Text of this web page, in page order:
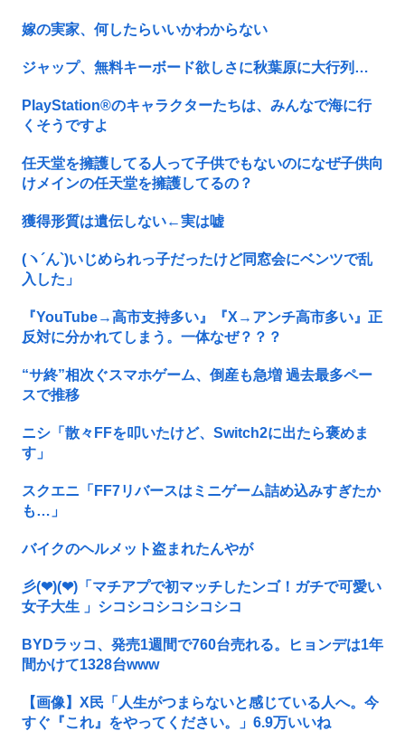
嫁の実家、何したらいいかわからない
ジャップ、無料キーボード欲しさに秋葉原に大行列…
PlayStation®のキャラクターたちは、みんなで海に行
くそうですよ
任天堂を擁護してる人って子供でもないのになぜ子供向
けメインの任天堂を擁護してるの？
獲得形質は遺伝しない←実は嘘
(ヽ´ん`)いじめられっ子だったけど同窓会にベンツで乱
入した」
『YouTube→高市支持多い』『X→アンチ高市多い』正
反対に分かれてしまう。一体なぜ？？？
“サ終”相次ぐスマホゲーム、倒産も急増 過去最多ペー
スで推移
ニシ「散々FFを叩いたけど、Switch2に出たら褒めま
す」
スクエニ「FF7リバースはミニゲーム詰め込みすぎたか
も…」
バイクのヘルメット盗まれたんやが
彡(❤︎)(❤︎)「マチアプで初マッチしたンゴ！ガチで可愛い
女子大生 」シコシコシコシコシコ
BYDラッコ、発売1週間で760台売れる。ヒョンデは1年
間かけて1328台www
【画像】X民「人生がつまらないと感じている人へ。今
すぐ『これ』をやってください。」6.9万いいね